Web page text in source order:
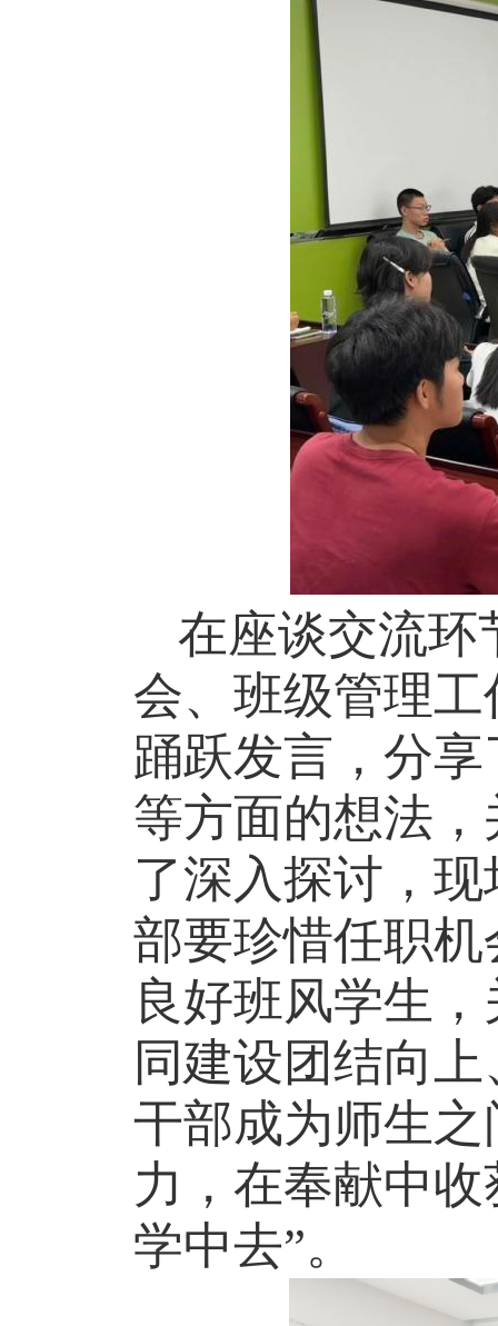
在座谈交流环
会、班级管理工
踊跃发言 ， 分享
等方面的想法
了深入探讨，
部要珍惜任职
良好班风学生
同建设团结向上
干部成为师生之
力，在奉献中
学中去”。